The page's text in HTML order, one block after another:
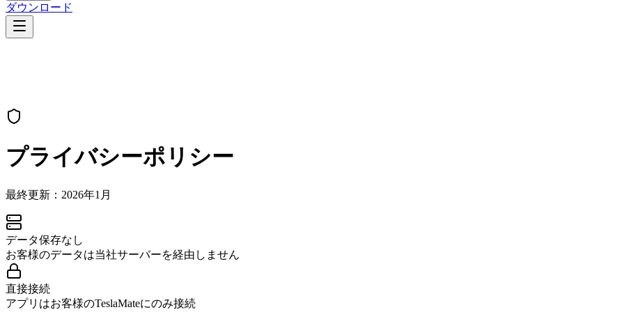
ダウンロード
プライバシーポリシー
最終更新：2026年1月
データ保存なし
お客様のデータは当社サーバーを経由しません
直接接続
アプリはお客様のTeslaMateにのみ接続